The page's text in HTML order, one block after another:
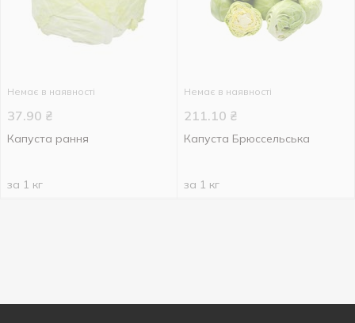
Немає в наявності
37.90 ₴
Капуста рання
за 1 кг
Немає в наявності
211.10 ₴
Капуста Брюссельська
за 1 кг